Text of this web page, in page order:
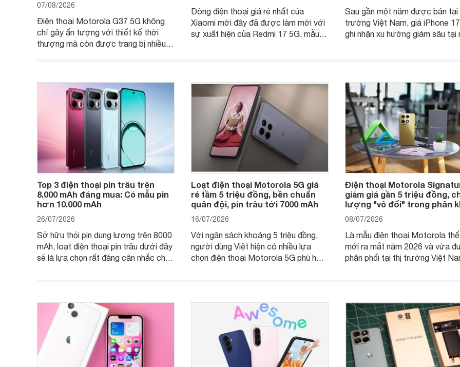
07/08/2026
Điện thoại Motorola G37 5G không
chỉ gây ấn tượng với thiết kế thời
thượng mà còn được trang bị nhiều
Dòng điện thoại giá rẻ nhất của
Xiaomi mới đây đã được làm mới với
sự xuất hiện của Redmi 17 5G, mẫu
Sau gần một năm được bán tại
trường Việt Nam, giá iPhone
ghi nhận xu hướng giảm sâu tại
Top 3 điện thoại pin trâu trên
8.000 mAh đáng mua: Có mẫu pin
hơn 10.000 mAh
26/07/2026
Sở hữu thỏi pin dung lượng trên 8000
mAh, loạt điện thoại pin trâu dưới đây
sẽ là lựa chọn rất đáng cân nhắc cho
Loạt điện thoại Motorola 5G giá
rẻ tầm 5 triệu đồng, bền chuẩn
quân đội, pin trâu tới 7000 mAh
16/07/2026
Với ngân sách khoảng 5 triệu đồng,
người dùng Việt hiện có nhiều lựa
chọn điện thoại Motorola 5G phù hợp
Điện thoại Motorola
giảm giá gần 5 triệu đồng,
lượng "vô đối" trong phân
08/07/2026
Là mẫu điện thoại Motorola
mới ra mắt năm 2026 và vừa
phân phối tại thị trường Việt
trình giảm giá hấp dẫn, mang
thêm một lựa chọn chất lượng
người dùng Việt.